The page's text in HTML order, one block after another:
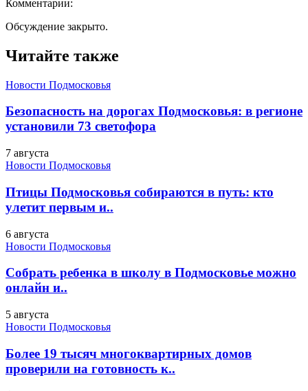
Комментарии:
Обсуждение закрыто.
Читайте также
Новости Подмосковья
Безопасность на дорогах Подмосковья: в регионе
установили 73 светофора
7 августа
Новости Подмосковья
Птицы Подмосковья собираются в путь: кто
улетит первым и..
6 августа
Новости Подмосковья
Собрать ребенка в школу в Подмосковье можно
онлайн и..
5 августа
Новости Подмосковья
Более 19 тысяч многоквартирных домов
проверили на готовность к..